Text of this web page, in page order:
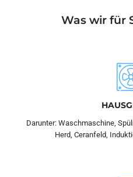
Was wir für
Darunter: Waschmaschine,
Herd, Ceranfeld,